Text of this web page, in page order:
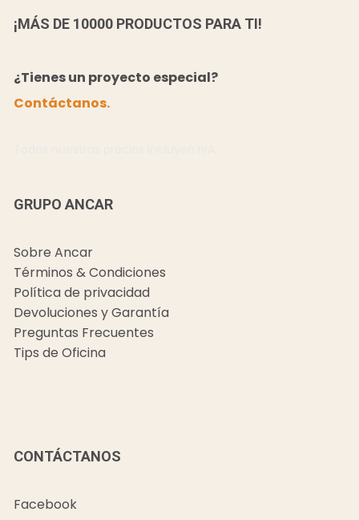
¡MÁS DE 10000 PRODUCTOS PARA TI!
¿Tienes un proyecto especial?
Contáctanos.
GRUPO ANCAR
Sobre Ancar
Términos & Condiciones
Política de privacidad
Devoluciones y Garantía
Preguntas Frecuentes
Tips de Oficina
CONTÁCTANOS
Facebook